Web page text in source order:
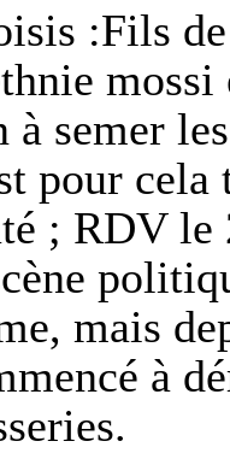
:Fils
à semer
pour cela
; RDV
mais
à